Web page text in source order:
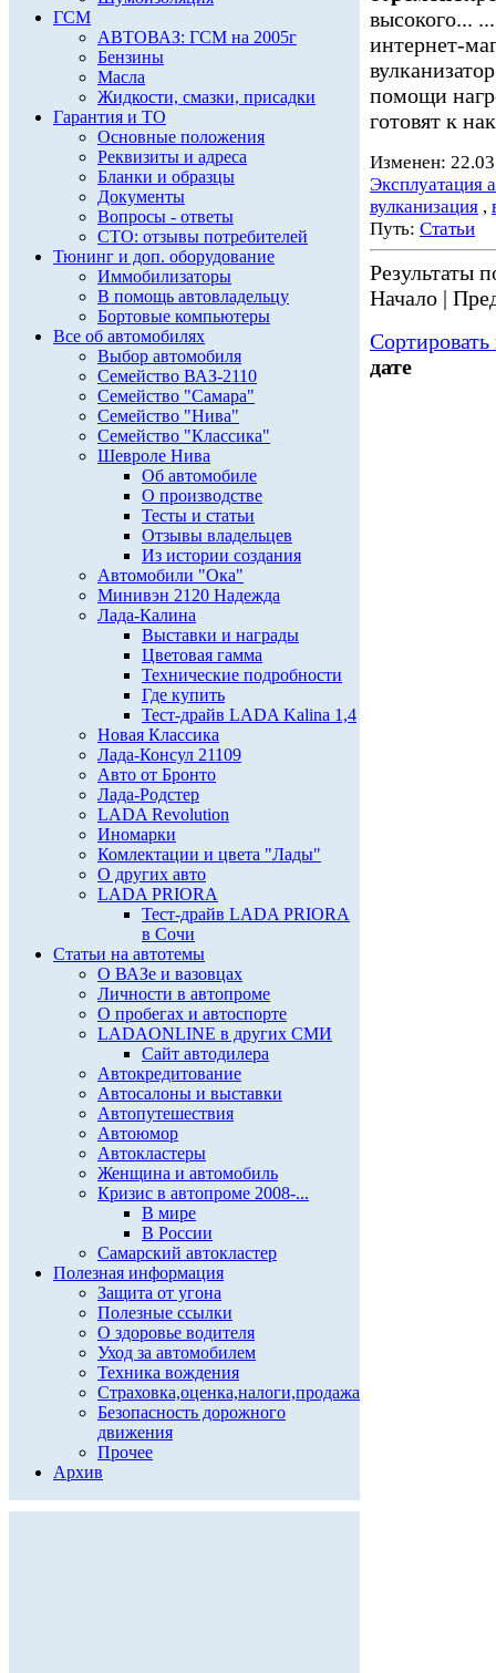
ГСМ
АВТОВАЗ: ГСМ на 2005г
Бензины
Масла
Жидкости, смазки, присадки
Гарантия и ТО
Основные положения
Реквизиты и адреса
Бланки и образцы
Документы
Вопросы - ответы
СТО: отзывы потребителей
Тюнинг и доп. оборудование
Иммобилизаторы
В помощь автовладельцу
Бортовые компьютеры
Все об автомобилях
Выбор автомобиля
Семейство ВАЗ-2110
Семейство "Самара"
Семейство "Нива"
Семейство "Классика"
Шевроле Нива
Об автомобиле
О производстве
Тесты и статьи
Отзывы владельцев
Из истории создания
Автомобили "Ока"
Минивэн 2120 Надежда
Лада-Калина
Выставки и награды
Цветовая гамма
Технические подробности
Где купить
Тест-драйв LADA Kalina 1,4
Новая Классика
Лада-Консул 21109
Авто от Бронто
Лада-Родстер
LADA Revolution
Иномарки
Комлектации и цвета "Лады"
О других авто
LADA PRIORA
Тест-драйв LADA PRIORA
в Сочи
Статьи на автотемы
О ВАЗе и вазовцах
Личности в автопроме
О пробегах и автоспорте
LADAONLINE в других СМИ
Сайт автодилера
Автокредитование
Автосалоны и выставки
Автопутешествия
Автоюмор
Автокластеры
Женщина и автомобиль
Кризис в автопроме 2008-...
В мире
В России
Самарский автокластер
Полезная информация
Защита от угона
Полезные ссылки
О здоровье водителя
Уход за автомобилем
Техника вождения
Страховка,оценка,налоги,продажа
Безопасность дорожного
движения
Прочее
Архив
высокого...
интернет-
помощи
готовят к
Изменен:
Эксплуатация
вулканизация ,
Путь: Статьи
Результаты
Начало |
дате